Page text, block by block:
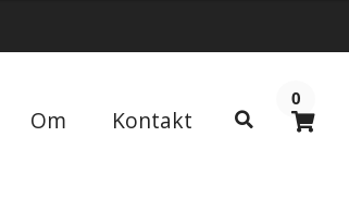
Om Kontakt
Søg
0